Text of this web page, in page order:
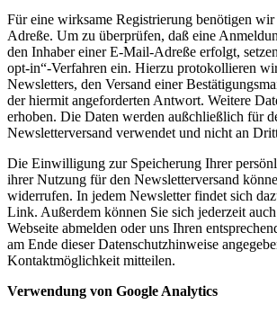
Für eine wirksame Registrierung benötigen
Adreße. Um zu überprüfen, daß eine
den Inhaber einer E-Mail-Adreße erfolgt,
opt-in“-Verfahren ein. Hierzu protokollieren
Newsletters, den Versand einer
der hiermit angeforderten Antwort. Weitere
erhoben. Die Daten werden außchließlich für
Newsletterversand verwendet und nicht an
Die Einwilligung zur Speicherung Ihrer
ihrer Nutzung für den Newsletterversand
widerrufen. In jedem Newsletter findet sich
Link. Außerdem können Sie sich jederzeit
Webseite abmelden oder uns Ihren
am Ende dieser Datenschutzhinweise
Kontaktmöglichkeit mitteilen.
Verwendung von Google Analytics